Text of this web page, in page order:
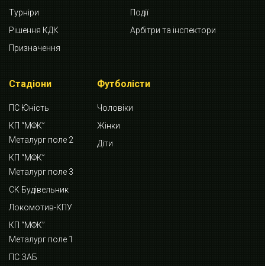
Турніри
Події
Рішення КДК
Арбітри та інспектори
Призначення
Стадіони
ПС Юність
КП “МФК”
Металург поле 2
КП “МФК”
Металург поле 3
СК Будівельник
Локомотив-КПУ
КП “МФК”
Металург поле 1
ПС ЗАБ
Футболісти
Чоловіки
Жінки
Діти